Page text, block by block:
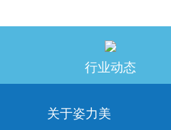
行业动态
关于姿力美